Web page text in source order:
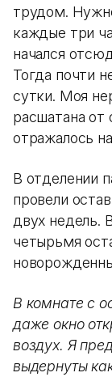
трудом.
каждые три
начался
Тогда почти
сутки. Моя
расшатана от
отражалось
В отделении
провели
двух недель.
четырьмя
В комнате с
даже окно
воздух. Я
выдернуты